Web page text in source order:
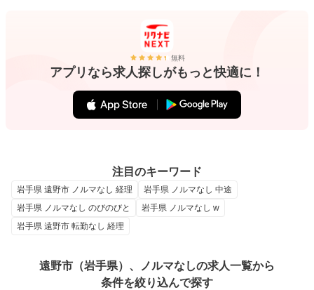
無料
アプリなら求人探しがもっと快適に！
注目のキーワード
岩手県 遠野市 ノルマなし 経理
岩手県 ノルマなし 中途
岩手県 ノルマなし のびのびと
岩手県 ノルマなし w
岩手県 遠野市 転勤なし 経理
遠野市（岩手県）、ノルマなしの求人一覧から
条件を絞り込んで探す